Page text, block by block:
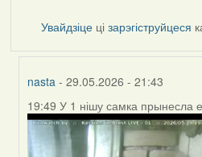
Увайдзіце цізарэгіструйцеся
nasta - 29.05.2026 - 21:43
In
reply
19:49 У 1 нішу самка прынесла